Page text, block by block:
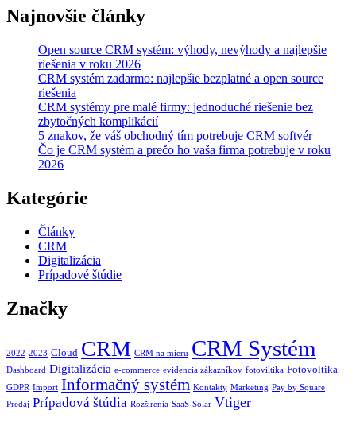
Najnovšie články
Open source CRM systém: výhody, nevýhody a najlepšie
riešenia v roku 2026
CRM systém zadarmo: najlepšie bezplatné a open source
riešenia
CRM systémy pre malé firmy: jednoduché riešenie bez
zbytočných komplikácií
5 znakov, že váš obchodný tím potrebuje CRM softvér
Čo je CRM systém a prečo ho vaša firma potrebuje v roku
2026
Kategórie
Články
CRM
Digitalizácia
Prípadové štúdie
Značky
2022 2023 Cloud CRM CRM na mieru CRM Systém
Dashboard Digitalizácia e-commerce evidencia zákazníkov fotoviltika Fotovoltika
GDPR Import Informačný systém Kontakty Marketing Pay by Square
Predaj Prípadová štúdia Rozšírenia SaaS Solar Vtiger